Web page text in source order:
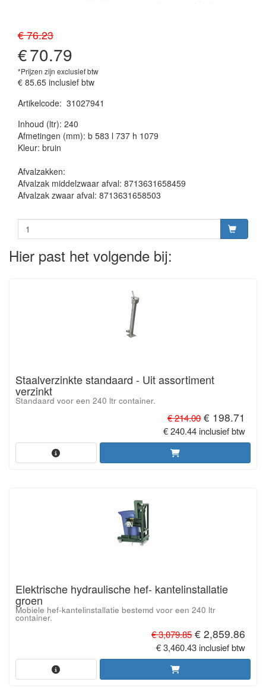
€ 76.23
€70.79
*Prijzen zijn exclusief btw
€ 85.65 inclusief btw
Artikelcode: 31027941
Inhoud (ltr): 240
Afmetingen (mm): b 583 l 737 h 1079
Kleur: bruin
Afvalzakken:
Afvalzak middelzwaar afval: 8713631658459
Afvalzak zwaar afval: 8713631658503
Hier past het volgende bij:
Staalverzinkte standaard - Uit assortiment
verzinkt
Standaard voor een 240 ltr container.
€ 214.00€ 198.71
€ 240.44 inclusief btw
Elektrische hydraulische hef- kantelinstallatie
groen
Mobiele hef-kantelinstallatie bestemd voor een 240 ltr
container.
€ 3,079.85€ 2,859.86
€ 3,460.43 inclusief btw